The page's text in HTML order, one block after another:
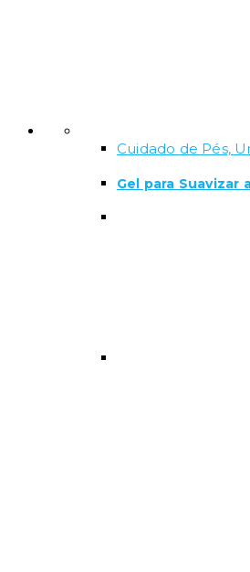
Cuidado de Pés,
Gel para Suavizar